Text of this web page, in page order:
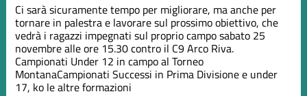
Ci sarà sicuramente tempo per migliorare, ma anche per
tornare in palestra e lavorare sul prossimo obiettivo, che
vedrà i ragazzi impegnati sul proprio campo sabato 25
novembre alle ore 15.30 contro il C9 Arco Riva.
Campionati Under 12 in campo al Torneo
MontanaCampionati Successi in Prima Divisione e under
17, ko le altre formazioni